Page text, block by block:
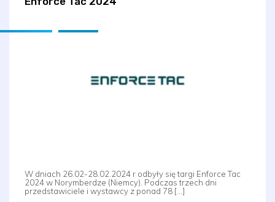
W dniach 26.02-28.02.2024 r odbyły się targi Enforce Tac
2024 w Norymberdze (Niemcy). Podczas trzech dni
przedstawiciele i wystawcy z ponad 78 […]